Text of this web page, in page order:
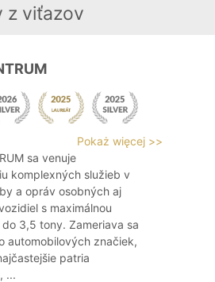
z viťazov
Pokaż więcej >>
sa venuje
komplexných služieb v
a opráv osobných aj
s maximálnou
3,5 tony. Zameriava sa
automobilových značiek,
patria
...